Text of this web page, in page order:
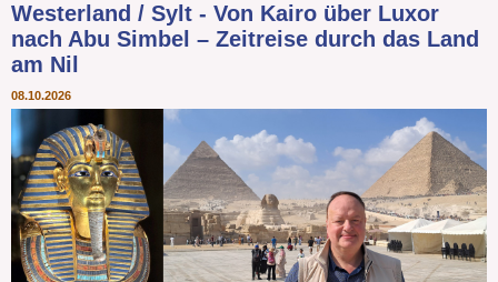
Westerland / Sylt - Von Kairo über Luxor
nach Abu Simbel – Zeitreise durch das Land
am Nil
08.10.2026